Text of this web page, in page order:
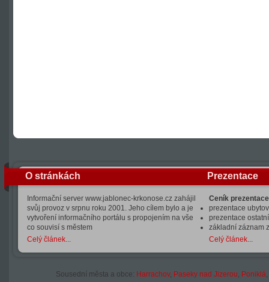
O stránkách
Informační server www.jablonec-krkonose.cz zahájil
svůj provoz v srpnu roku 2001. Jeho cílem bylo a je
vytvoření informačního portálu s propojením na vše
co souvisí s městem
Celý článek...
Prezentace
Ceník
prezentace
prezentace
základní záznam
Celý článek...
Sousední města a obce: Harrachov, Paseky nad Jizerou, Poniklá,